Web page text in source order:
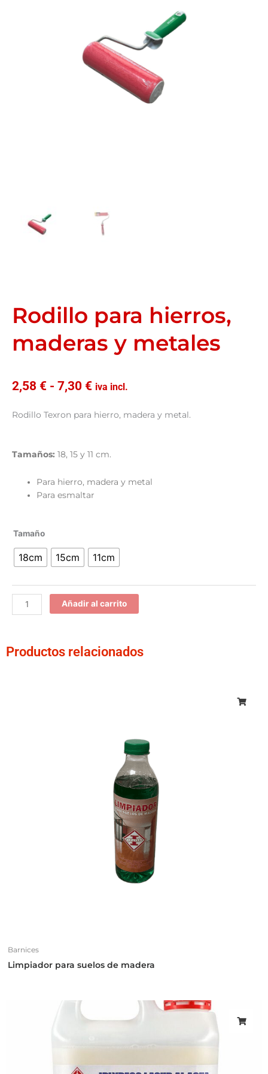
Rodillo para hierros,
maderas y metales
2,58 € - 7,30 €Rango
precios:
hasta
iva incl.
Rodillo Texron para hierro, madera y metal.
Tamaños: 18, 15 y 11 cm.
Para hierro, madera y metal
Para esmaltar
Tamaño
18cm 15cm 11cm
Rodillo
hierros,
y
metales
Añadir al carrito
Productos relacionados
Barnices
Limpiador para suelos de madera